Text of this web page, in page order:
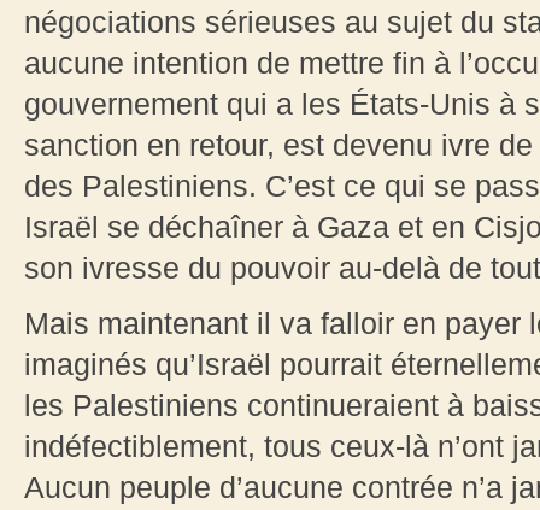
négociations sérieuses au sujet du
aucune intention de mettre fin à
gouvernement qui a les États-Unis à
sanction en retour, est devenu ivre
des Palestiniens. C’est ce qui se
Israël se déchaîner à Gaza et en
son ivresse du pouvoir au-delà de
Mais maintenant il va falloir en payer
imaginés qu’Israël pourrait
les Palestiniens continueraient à
indéfectiblement, tous ceux-là n’ont
Aucun peuple d’aucune contrée n’a